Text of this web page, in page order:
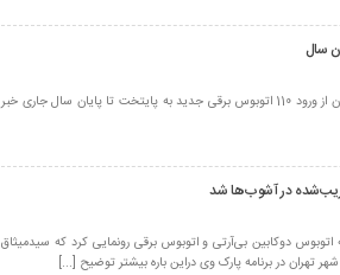
مدیر روابط عمومی شرکت واحد اتوبوسرانی تهران از ورود 110 اتوبوس برقی جدید به پایتخت تا پایان سال جاری خبر
در آشوب‌ها شد
اتوبوس دوکابین بی‌آرتی و اتوبوس برقی رونمایی کرد که سیدمیثاق
تهران در برنامه پارک وی دراین باره بیشتر توضیح [...]